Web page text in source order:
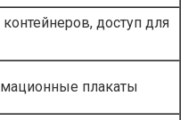
доступ для
плакаты